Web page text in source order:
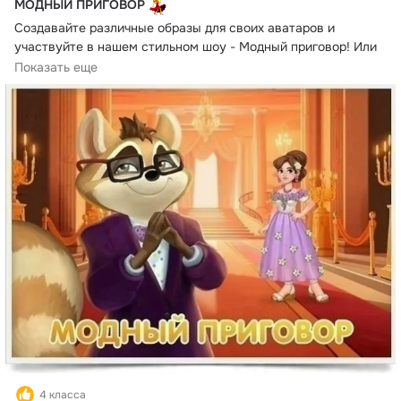
МОДНЫЙ ПРИГОВОР
Создавайте различные образы для своих аватаров и
участвуйте в нашем стильном шоу - Модный приговор! Или
почувствуйте себя в роли строгого жюри - участвуйте в
голосовании, чтобы определить самых модных!
Авторов самых запоминающихся нарядов ждут самые
крутые призы!
https://ok.ru/vegamix/topic/156846606216138
#ВегаМикс#BroccoliGames
Показать еще
4 класса